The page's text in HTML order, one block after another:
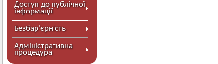
Доступ до публічної
інформації
Безбар’єрність
Адміністративна
процедура